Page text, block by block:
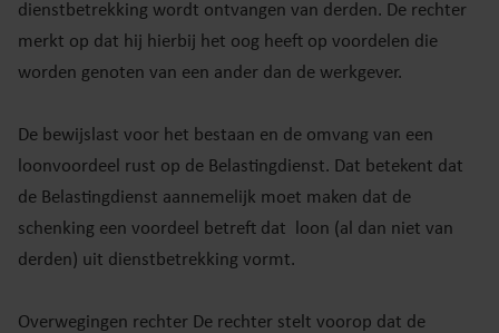
dienstbetrekking wordt ontvangen van derden. De rechter
merkt op dat hij hierbij het oog heeft op voordelen die
worden genoten van een ander dan de werkgever.
De bewijslast voor het bestaan en de omvang van een
loonvoordeel rust op de Belastingdienst. Dat betekent dat
de Belastingdienst aannemelijk moet maken dat de
schenking een voordeel betreft dat loon (al dan niet van
derden) uit dienstbetrekking vormt.
Overwegingen rechter De rechter stelt voorop dat de